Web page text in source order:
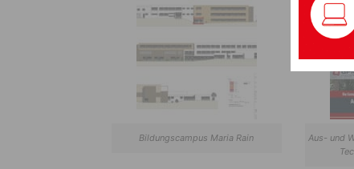
Bildungscampus Maria Rain
Aus- und